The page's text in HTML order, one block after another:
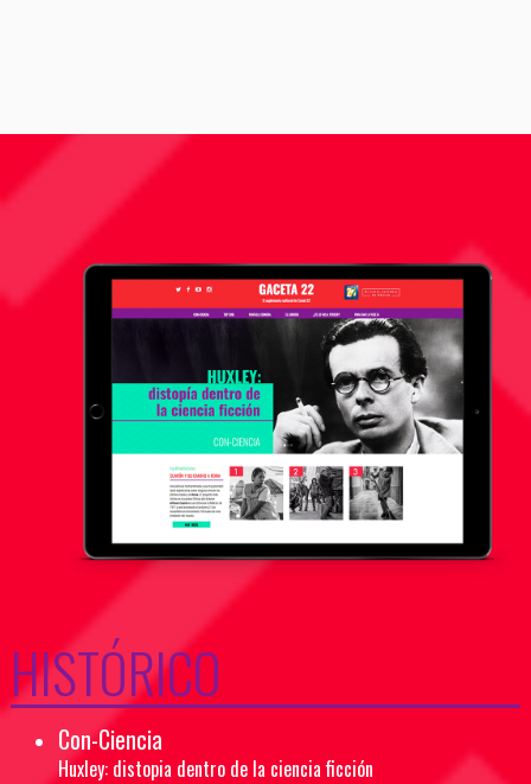
HISTÓRICO
Con-Ciencia
Huxley: distopia dentro de la ciencia ficción